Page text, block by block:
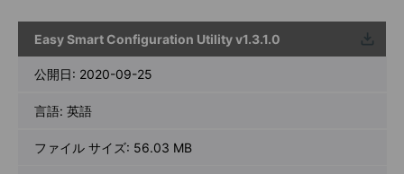
Easy Smart Configuration Utility v1.3.1.0
ウンロ
ード
公開日: 2020-09-25
言語: 英語
ファイル サイズ: 56.03 MB